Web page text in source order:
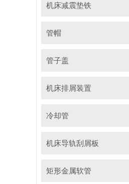
机床减震垫铁
管帽
管子盖
机床排屑装置
冷却管
机床导轨刮屑板
矩形金属软管